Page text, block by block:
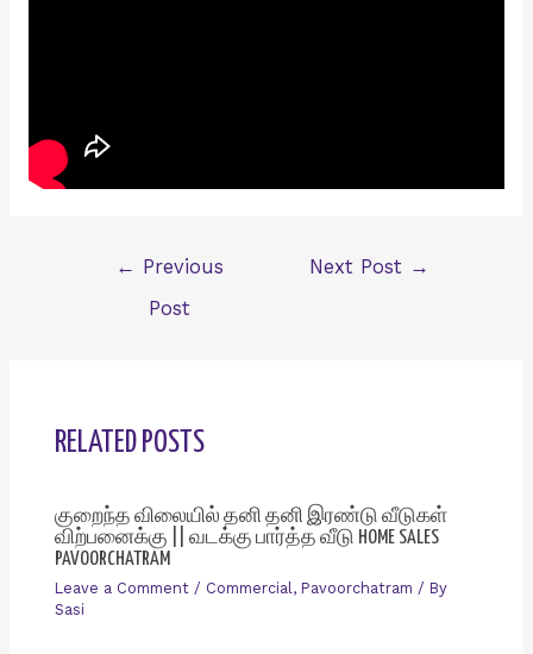
←
Previous
Post
Next Post →
RELATED POSTS
குறைந்த விலையில் தனி தனி இரண்டு வீடுகள்
விற்பனைக்கு || வடக்கு பார்த்த வீடு HOME SALES
PAVOORCHATRAM
Leave a Comment / Commercial, Pavoorchatram / By
Sasi